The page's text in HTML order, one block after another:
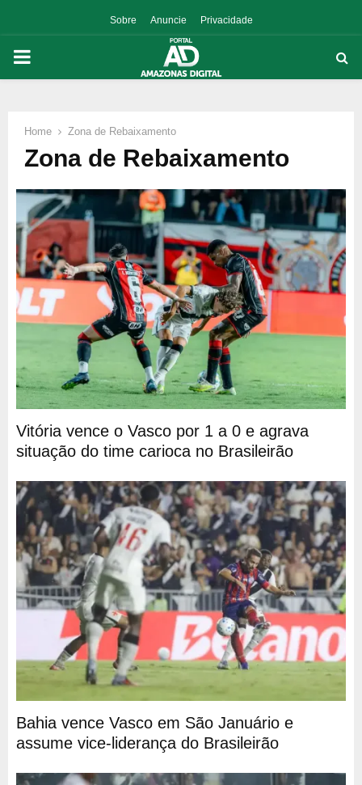
Sobre Anuncie Privacidade
PRIMARY
Home Zona de Rebaixamento
Zona de Rebaixamento
Vitória vence o Vasco por 1 a 0 e agrava
situação do time carioca no Brasileirão
Bahia vence Vasco em São Januário e
assume vice-liderança do Brasileirão